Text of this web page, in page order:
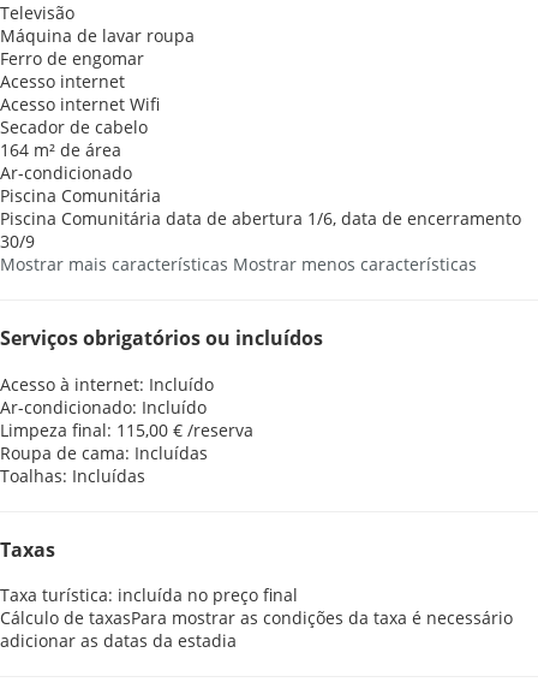
Televisão
Máquina de lavar roupa
Ferro de engomar
Acesso internet
Acesso internet Wifi
Secador de cabelo
164 m² de área
Ar-condicionado
Piscina Comunitária
Piscina Comunitária data de abertura 1/6, data de encerramento
30/9
Mostrar mais características Mostrar menos características
Serviços obrigatórios ou incluídos
Acesso à internet: Incluído
Ar-condicionado: Incluído
Limpeza final: 115,00 € /reserva
Roupa de cama: Incluídas
Toalhas: Incluídas
Taxas
Taxa turística: incluída no preço final
Cálculo de taxasPara mostrar as condições da taxa é necessário
adicionar as datas da estadia